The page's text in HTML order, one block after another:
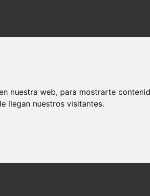
nuestra web, para mostrarte
llegan nuestros visitantes.